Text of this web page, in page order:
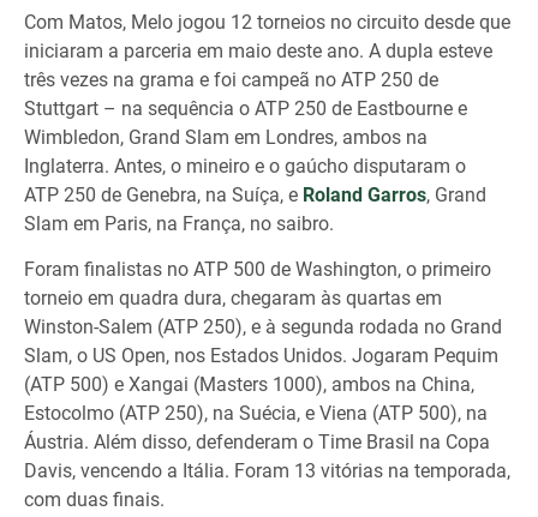
Com Matos, Melo jogou 12 torneios no circuito desde que
iniciaram a parceria em maio deste ano. A dupla esteve
três vezes na grama e foi campeã no ATP 250 de
Stuttgart – na sequência o ATP 250 de Eastbourne e
Wimbledon, Grand Slam em Londres, ambos na
Inglaterra. Antes, o mineiro e o gaúcho disputaram o
ATP 250 de Genebra, na Suíça, e Roland Garros, Grand
Slam em Paris, na França, no saibro.
Foram finalistas no ATP 500 de Washington, o primeiro
torneio em quadra dura, chegaram às quartas em
Winston-Salem (ATP 250), e à segunda rodada no Grand
Slam, o US Open, nos Estados Unidos. Jogaram Pequim
(ATP 500) e Xangai (Masters 1000), ambos na China,
Estocolmo (ATP 250), na Suécia, e Viena (ATP 500), na
Áustria. Além disso, defenderam o Time Brasil na Copa
Davis, vencendo a Itália. Foram 13 vitórias na temporada,
com duas finais.